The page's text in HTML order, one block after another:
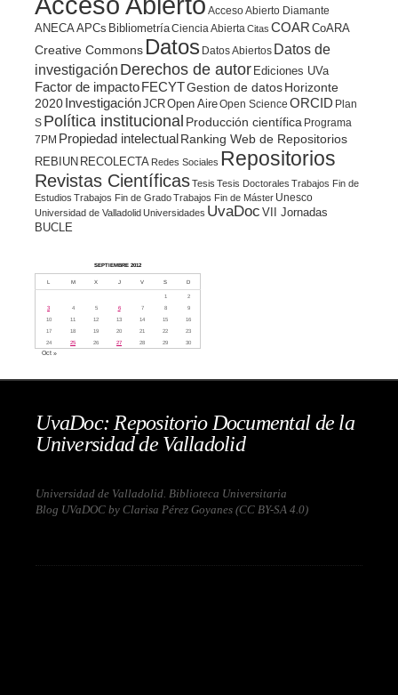
Acceso Abierto Diamante
ANECA APCs BibliometríaCiencia Abierta Citas COAR CoARA
Creative Commons Datos Datos Abiertos Datos de
investigación Derechos de autor Ediciones UVa
Factor de impactoFECYTGestion de datosHorizonte
2020InvestigaciónJCROpen AireOpen Science ORCID Plan
S Política institucional Producción científica Programa
7PM Propiedad intelectualRanking Web de Repositorios
REBIUN RECOLECTA Redes Sociales Repositorios
Revistas CientíficasTesis Tesis Doctorales Trabajos Fin de
Estudios Trabajos Fin de GradoTrabajos Fin de Máster Unesco
Universidad de ValladolidUniversidades UvaDoc VII Jornadas
BUCLE
SEPTIEMBRE 2012
L M X J V S D
1
2
3
4 5 6 7 8
9
10
11 12 13 14 15
16
17
18 19 20 21 22
23
24
25 26 27 28 29 30
Oct »
UvaDoc: Repositorio Documental de la
Universidad de Valladolid
Universidad de Valladolid. Biblioteca Universitaria
Blog UVaDOC by Clarisa Pérez Goyanes (CC BY-SA 4.0)